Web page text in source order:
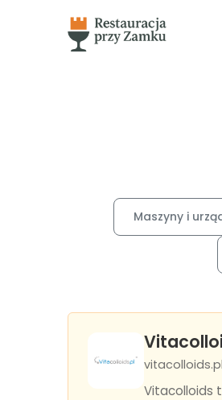
Maszyny i
vitacolloids.pl
Vitacolloids